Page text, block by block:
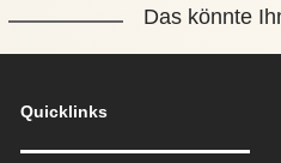
Das könnte
Quicklinks